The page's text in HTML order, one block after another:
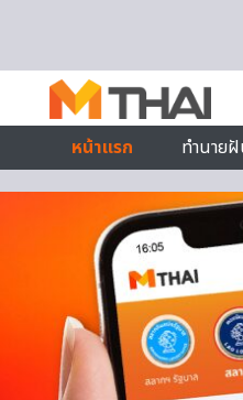
หน้าแรก
ทำนาย